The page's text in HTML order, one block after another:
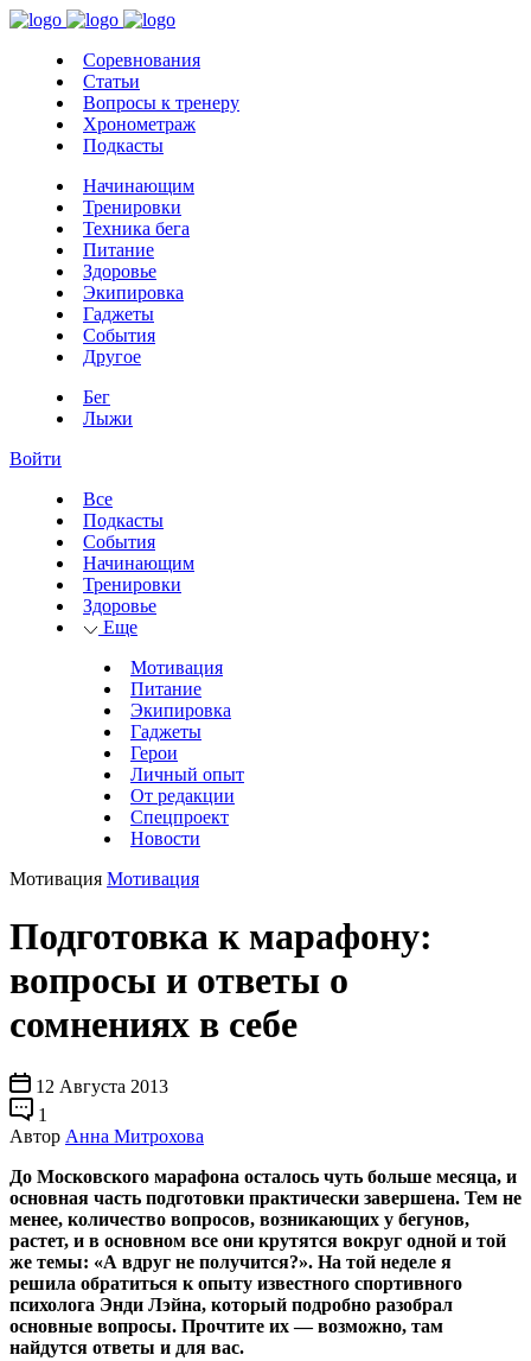
Соревнования
Статьи
Вопросы к тренеру
Хронометраж
Подкасты
Начинающим
Тренировки
Техника бега
Питание
Здоровье
Экипировка
Гаджеты
События
Другое
Бег
Лыжи
Войти
Все
Подкасты
События
Начинающим
Тренировки
Здоровье
Еще
Мотивация
Питание
Экипировка
Гаджеты
Герои
Личный опыт
От редакции
Спецпроект
Новости
Мотивация Мотивация
Подготовка к марафону:
вопросы и ответы о
сомнениях в себе
12 Августа 2013
1
Автор Анна Митрохова
До Московского марафона осталось чуть больше месяца, и
основная часть подготовки практически завершена. Тем не
менее, количество вопросов, возникающих у бегунов,
растет, и в основном все они крутятся вокруг одной и той
же темы: «А вдруг не получится?». На той неделе я
решила обратиться к опыту известного спортивного
психолога Энди Лэйна, который подробно разобрал
основные вопросы. Прочтите их — возможно, там
найдутся ответы и для вас.